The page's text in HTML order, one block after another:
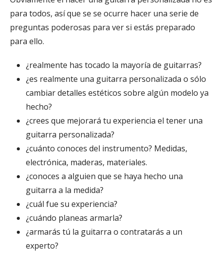
para todos, así que se se ocurre hacer una serie de
preguntas poderosas para ver si estás preparado
para ello.
¿realmente has tocado la mayoría de guitarras?
¿es realmente una guitarra personalizada o sólo
cambiar detalles estéticos sobre algún modelo ya
hecho?
¿crees que mejorará tu experiencia el tener una
guitarra personalizada?
¿cuánto conoces del instrumento? Medidas,
electrónica, maderas, materiales.
¿conoces a alguien que se haya hecho una
guitarra a la medida?
¿cuál fue su experiencia?
¿cuándo planeas armarla?
¿armarás tú la guitarra o contratarás a un
experto?